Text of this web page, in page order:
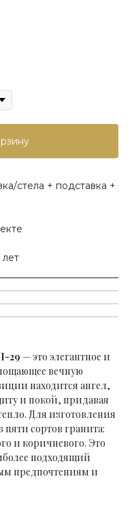
стела + подставка +
лет
29 — это элегантное и
вечную
находится ангел,
и покой, придавая
Для изготовления
сортов гранита:
и коричневого. Это
подходящий
предпочтениям и